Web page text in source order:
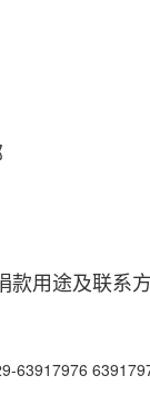
用途及联系
63917976